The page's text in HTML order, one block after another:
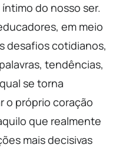
do nosso ser.
em meio
desafios cotidianos,
tendências,
se torna
o próprio coração
que realmente
mais decisivas